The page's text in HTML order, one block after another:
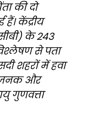
की दो
केंद्रीय
के 243
से पता
शहरों में हवा
और
गुणवत्ता